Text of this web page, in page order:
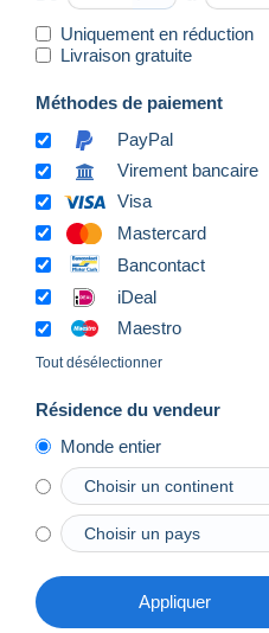
Uniquement en réduction
Livraison gratuite
Méthodes de paiement
PayPal
Virement bancaire
Visa
Mastercard
Bancontact
iDeal
Maestro
Tout désélectionner
Résidence du vendeur
Monde entier
Appliquer